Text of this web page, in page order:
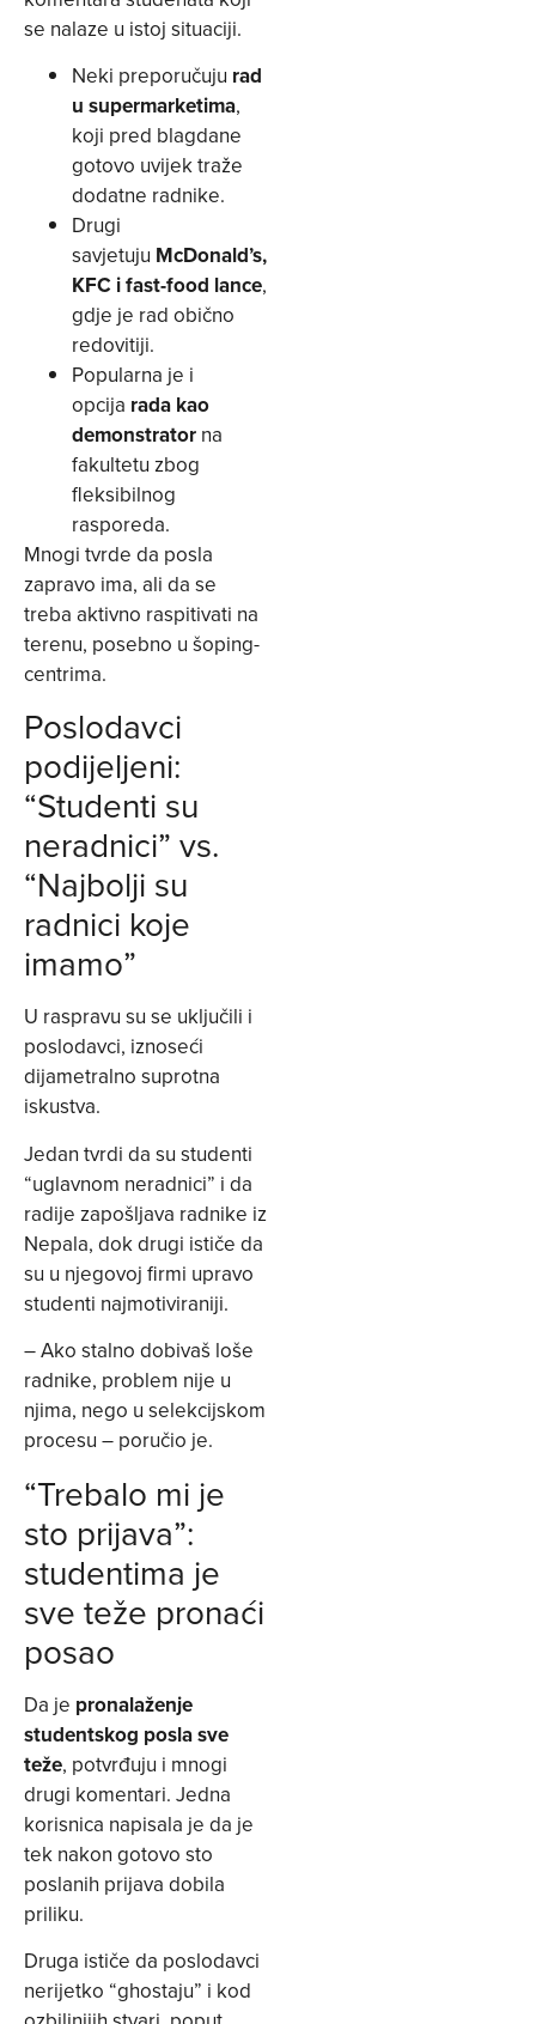
se nalaze u istoj situaciji.
Neki preporučuju rad
u supermarketima,
koji pred blagdane
gotovo uvijek traže
dodatne radnike.
Drugi
savjetuju McDonald’s,
KFC i fast-food lance,
gdje je rad obično
redovitiji.
Popularna je i
opcija rada kao
demonstrator na
fakultetu zbog
fleksibilnog
rasporeda.
Mnogi tvrde da posla
zapravo ima, ali da se
treba aktivno raspitivati na
terenu, posebno u šoping-
centrima.
Poslodavci
podijeljeni:
“Studenti su
neradnici” vs.
“Najbolji su
radnici koje
imamo”
U raspravu su se uključili i
poslodavci, iznoseći
dijametralno suprotna
iskustva.
Jedan tvrdi da su studenti
“uglavnom neradnici” i da
radije zapošljava radnike iz
Nepala, dok drugi ističe da
su u njegovoj firmi upravo
studenti najmotiviraniji.
– Ako stalno dobivaš loše
radnike, problem nije u
njima, nego u selekcijskom
procesu – poručio je.
“Trebalo mi je
sto prijava”:
studentima je
sve teže pronaći
posao
Da je pronalaženje
studentskog posla sve
teže, potvrđuju i mnogi
drugi komentari. Jedna
korisnica napisala je da je
tek nakon gotovo sto
poslanih prijava dobila
priliku.
Druga ističe da poslodavci
nerijetko “ghostaju” i kod